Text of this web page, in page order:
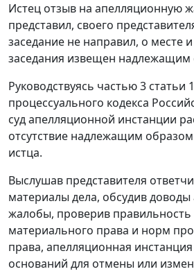
Истец отзыв на апелляционную
представил, своего
заседание не направил, о месте
заседания извещен надлежащим
Руководствуясь частью 3 статьи
процессуального кодекса
суд апелляционной инстанции
отсутствие надлежащим
истца.
Выслушав представителя
материалы дела, обсудив
жалобы, проверив
материального права и норм
права, апелляционная
оснований для отмены или